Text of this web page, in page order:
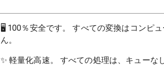
🖥 100％安全です。 すべての変換はコンピ
ん。
✨ 軽量化高速。 すべての処理は、キューな